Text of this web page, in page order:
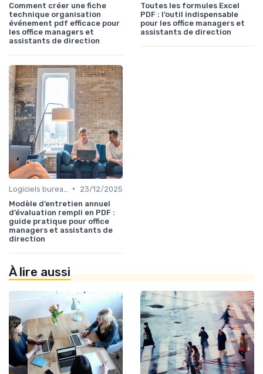
Comment créer une fiche
technique organisation
événement pdf efficace pour
les office managers et
assistants de direction
Toutes les formules Excel
PDF : l’outil indispensable
pour les office managers et
assistants de direction
•
23/12/2025
Modèle d’entretien annuel
d’évaluation rempli en PDF :
guide pratique pour office
managers et assistants de
direction
À lire aussi